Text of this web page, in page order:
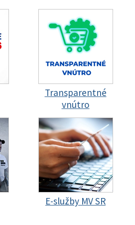
Transparentné
vnútro
E-služby MV SR